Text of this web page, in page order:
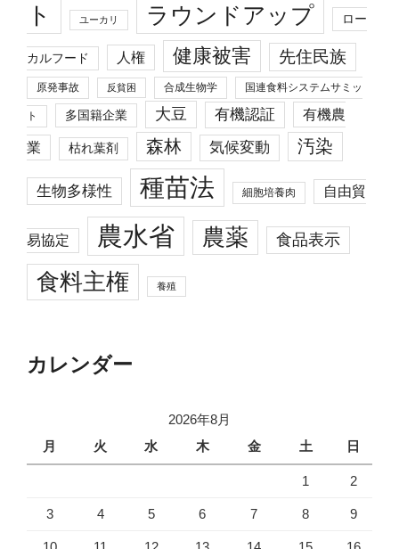
ト
ユーカリ ラウンドアップ ロー
カルフード 人権 健康被害 先住民族
原発事故 反貧困 合成生物学 国連食料システムサミッ
ト 多国籍企業 大豆 有機認証 有機農
業 枯れ葉剤 森林 気候変動 汚染
生物多様性 種苗法 細胞培養肉 自由貿
易協定 農水省 農薬 食品表示
食料主権 養殖
カレンダー
2026年8月
月
火 水 木 金 土 日
1 2
3 4 5 6 7 8 9